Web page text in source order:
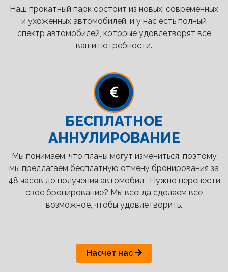
Наш прокатный парк состоит из новых, современных
и ухоженных автомобилей, и у нас есть полный
спектр автомобилей, которые удовлетворят все
ваши потребности.
БЕСПЛАТНОЕ
АННУЛИРОВАНИЕ
Мы понимаем, что планы могут измениться, поэтому
мы предлагаем бесплатную отмену бронирования за
48 часов до получения автомобил . Нужно перенести
свое бронирование? Мы всегда сделаем все
возможное, чтобы удовлетворить.
Насчет нас